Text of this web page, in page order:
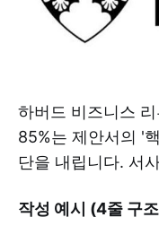
하버드 비즈니스
85%는 제안서의 '
단을 내립니다. 서
작성 예시 (4줄 구